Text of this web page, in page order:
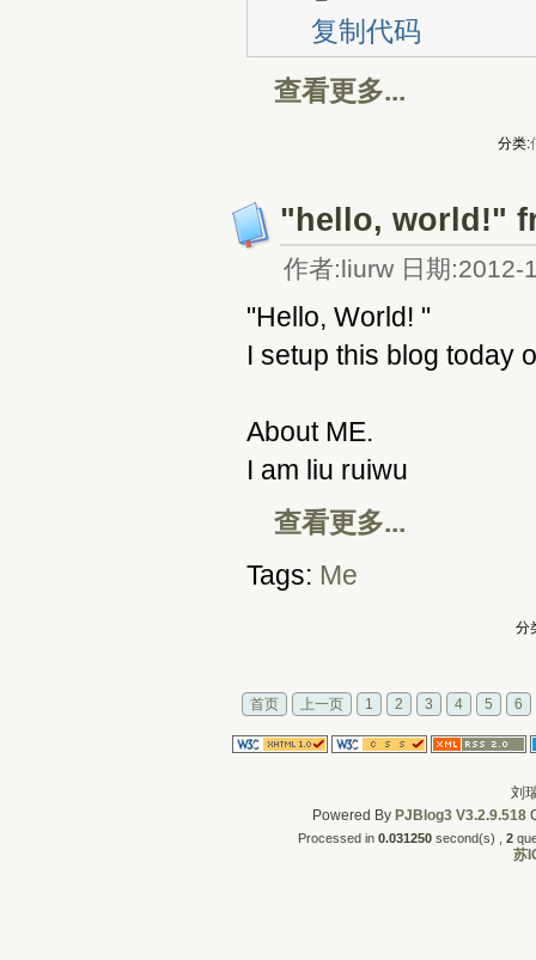
复制代码
查看更多...
分类:
"hello, world!"
作者:liurw 日期:2012-
"Hello, World! "
I setup this blog today
About ME.
I am liu ruiwu
查看更多...
Tags: Me
分
首页 上一页 1 2 3 4 5 6
刘
Powered By PJBlog3 V3.2.9.518
Processed in 0.031250second(s) , 2
苏